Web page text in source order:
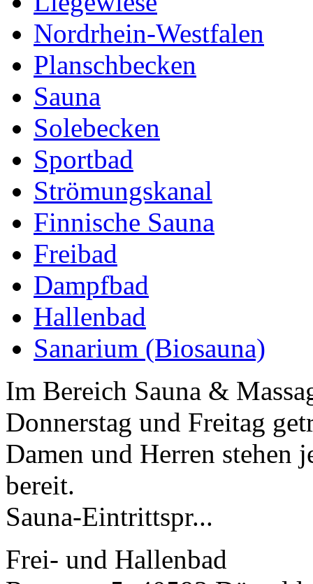
Nordrhein-Westfalen
Planschbecken
Sauna
Solebecken
Sportbad
Strömungskanal
Finnische Sauna
Freibad
Dampfbad
Hallenbad
Sanarium (Biosauna)
Im Bereich Sauna &
Donnerstag und Freitag
Damen und Herren
bereit.
Sauna-Eintrittspr...
Frei- und Hallenbad